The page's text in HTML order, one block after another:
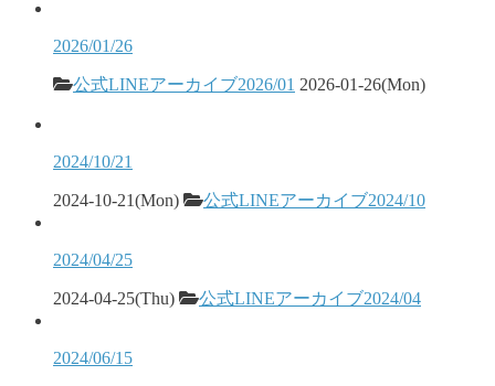
2026/01/26
公式LINEアーカイブ2026/01 2026-01-26(Mon)
2024/10/21
2024-10-21(Mon) 公式LINEアーカイブ2024/10
2024/04/25
2024-04-25(Thu) 公式LINEアーカイブ2024/04
2024/06/15